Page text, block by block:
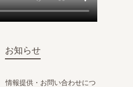
お知らせ
情報提供・お問い合わせにつ